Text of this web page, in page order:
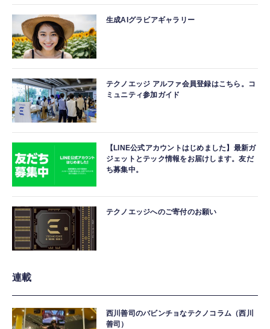
生成AIグラビアギャラリー
テクノエッジ アルファ会員登録はこちら。コ
ミュニティ参加ガイド
【LINE公式アカウントはじめました】最新ガ
ジェットとテック情報をお届けします。友だ
ち募集中。
テクノエッジへのご寄付のお願い
連載
西川善司のバビンチョなテクノコラム（西川
善司）